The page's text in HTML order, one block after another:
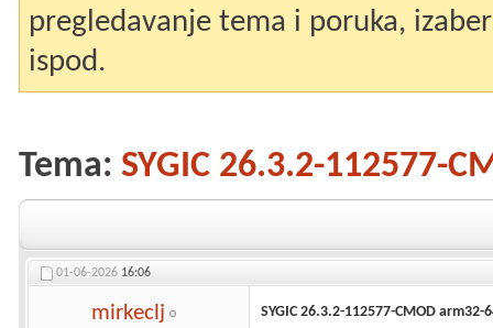
pregledavanje tema i poruka,
ispod.
Tema: SYGIC 26.3.2-112577-
01-06-2026 16:06
mirkeclj
SYGIC 26.3.2-112577-CMOD arm32-